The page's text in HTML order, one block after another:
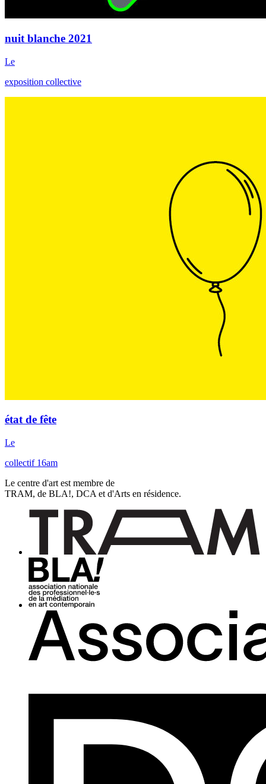
nuit blanche 2021
Le
exposition collective
état de fête
Le
collectif 16am
Le centre d'art est membre de
TRAM, de BLA!, DCA et d'Arts en résidence.